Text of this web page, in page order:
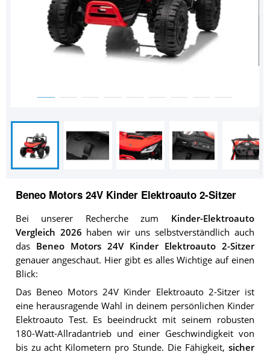
Beneo Motors 24V Kinder Elektroauto 2-Sitzer
Bei unserer Recherche zum Kinder-Elektroauto
Vergleich 2026 haben wir uns selbstverständlich auch
das Beneo Motors 24V Kinder Elektroauto 2-Sitzer
genauer angeschaut. Hier gibt es alles Wichtige auf einen
Blick:
Das Beneo Motors 24V Kinder Elektroauto 2-Sitzer ist
eine herausragende Wahl in deinem persönlichen Kinder
Elektroauto Test. Es beeindruckt mit seinem robusten
180-Watt-Allradantrieb und einer Geschwindigkeit von
bis zu acht Kilometern pro Stunde. Die Fähigkeit, sicher